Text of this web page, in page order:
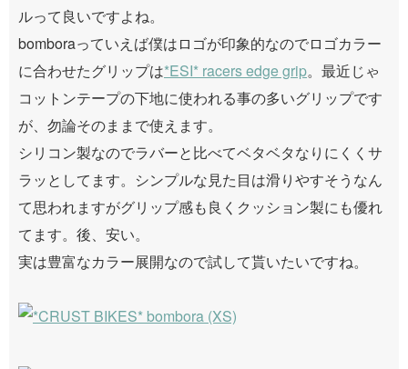
ルって良いですよね。
bomboraっていえば僕はロゴが印象的なのでロゴカラー
に合わせたグリップは*ESI* racers edge grip。最近じゃ
コットンテープの下地に使われる事の多いグリップです
が、勿論そのままで使えます。
シリコン製なのでラバーと比べてベタベタなりにくくサ
ラッとしてます。シンプルな見た目は滑りやすそうなん
て思われますがグリップ感も良くクッション製にも優れ
てます。後、安い。
実は豊富なカラー展開なので試して貰いたいですね。